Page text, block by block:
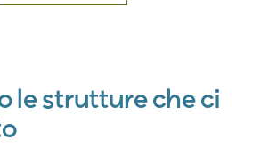
le strutture che ci